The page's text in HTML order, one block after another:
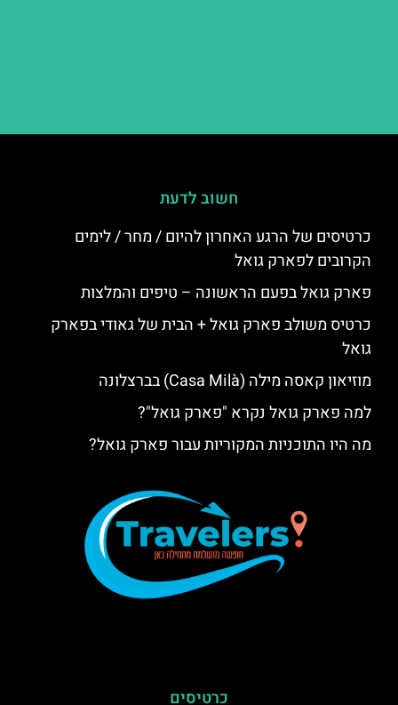
חשוב לדעת
כרטיסים של הרגע האחרון להיום / מחר / לימים
הקרובים לפארק גואל
פארק גואל בפעם הראשונה – טיפים והמלצות
כרטיס משולב פארק גואל + הבית של גאודי בפארק
גואל
מוזיאון קאסה מילה (Casa Milà) בברצלונה
למה פארק גואל נקרא "פארק גואל"?
מה היו התוכניות המקוריות עבור פארק גואל?
כרטיסים